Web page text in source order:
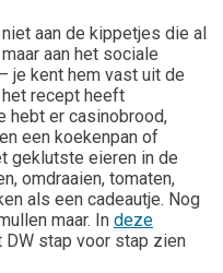
aan de kippetjes die al
aan het sociale
je kent hem vast uit de
recept heeft
hebt er casinobrood,
een koekenpan of
geklutste eieren in de
omdraaien, tomaten,
als een cadeautje. Nog
maar. In deze
DW stap voor stap zien